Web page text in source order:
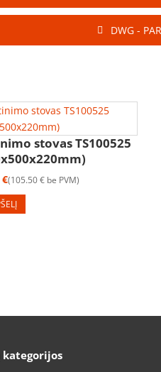
DWG -
stovas TS100525
€ 105.50€ be PVM
kategorijos